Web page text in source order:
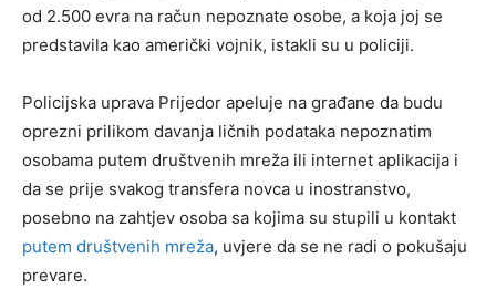
od 2.500 evra na račun nepoznate osobe, a koja joj se
predstavila kao američki vojnik, istakli su u policiji.
Policijska uprava Prijedor apeluje na građane da budu
oprezni prilikom davanja ličnih podataka nepoznatim
osobama putem društvenih mreža ili internet aplikacija i
da se prije svakog transfera novca u inostranstvo,
posebno na zahtjev osoba sa kojima su stupili u kontakt
putem društvenih mreža, uvjere da se ne radi o pokušaju
prevare.